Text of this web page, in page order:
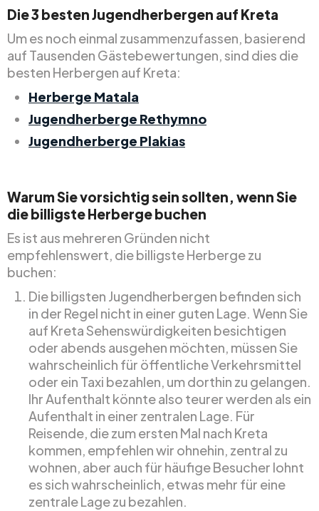
Die 3 besten Jugendherbergen auf Kreta
Um es noch einmal zusammenzufassen, basierend
auf Tausenden Gästebewertungen, sind dies die
besten Herbergen auf Kreta:
Herberge Matala
Jugendherberge Rethymno
Jugendherberge Plakias
Warum Sie vorsichtig sein sollten, wenn Sie
die billigste Herberge buchen
Es ist aus mehreren Gründen nicht
empfehlenswert, die billigste Herberge zu
buchen:
Die billigsten Jugendherbergen befinden sich
in der Regel nicht in einer guten Lage. Wenn Sie
auf Kreta Sehenswürdigkeiten besichtigen
oder abends ausgehen möchten, müssen Sie
wahrscheinlich für öffentliche Verkehrsmittel
oder ein Taxi bezahlen, um dorthin zu gelangen.
Ihr Aufenthalt könnte also teurer werden als ein
Aufenthalt in einer zentralen Lage. Für
Reisende, die zum ersten Mal nach Kreta
kommen, empfehlen wir ohnehin, zentral zu
wohnen, aber auch für häufige Besucher lohnt
es sich wahrscheinlich, etwas mehr für eine
zentrale Lage zu bezahlen.